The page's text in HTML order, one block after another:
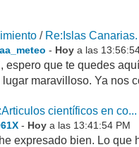
/ Re:Islas
- Hoy a las
espero que te quedes
maravilloso. Ya nos
científicos en co...
- Hoy a las 13:41:54 PM
expresado bien. Lo